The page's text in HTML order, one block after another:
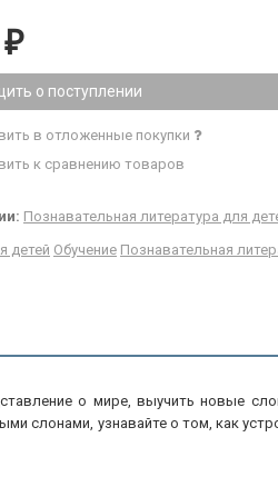
₽
о поступлении
в отложенные покупки
к сравнению товаров
Познавательная литература для
детей Обучение Познавательная
о мире, выучить новые
слонами, узнавайте о том, как